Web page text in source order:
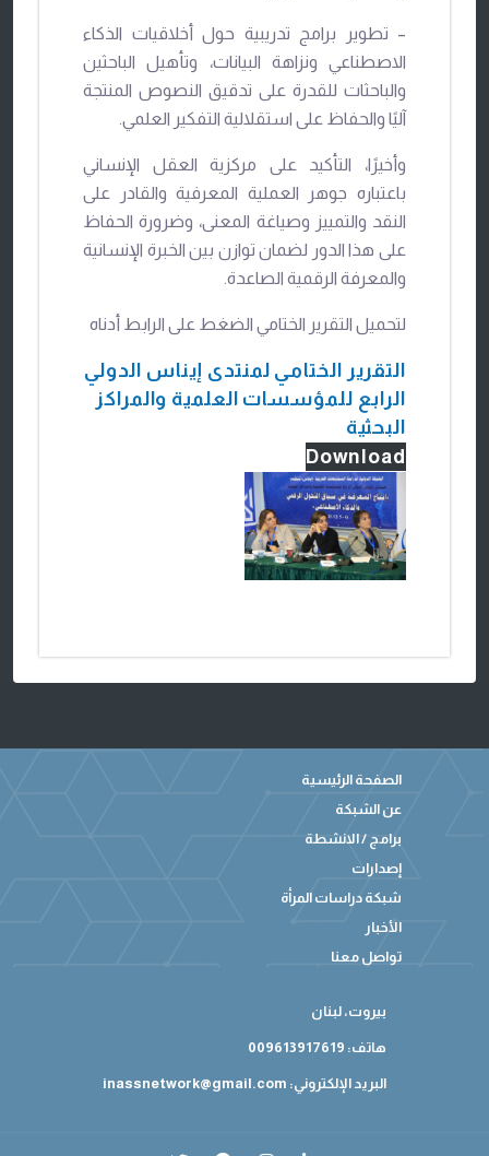
– تطوير برامج تدريبية حول أخلاقيات الذكاء
الاصطناعي ونزاهة البيانات، وتأهيل الباحثين
والباحثات للقدرة على تدقيق النصوص المنتجة
آليًا والحفاظ على استقلالية التفكير العلمي.
وأخيرًا، التأكيد على مركزية العقل الإنساني
باعتباره جوهر العملية المعرفية والقادر على
النقد والتمييز وصياغة المعنى، وضرورة الحفاظ
على هذا الدور لضمان توازن بين الخبرة الإنسانية
والمعرفة الرقمية الصاعدة.
لتحميل التقرير الختامي الضغط على الرابط أدناه
التقرير الختامي لمنتدى إيناس الدولي
الرابع للمؤسسات العلمية والمراكز
البحثية
Download
الصفحة الرئيسية
عن الشبكة
برامج / الانشطة
إصدارات
شبكة دراسات المرأة
الأخبار
تواصل معنا
بيروت، لبنان
هاتف: 009613917619
البريد الإلكتروني: inassnetwork@gmail.com